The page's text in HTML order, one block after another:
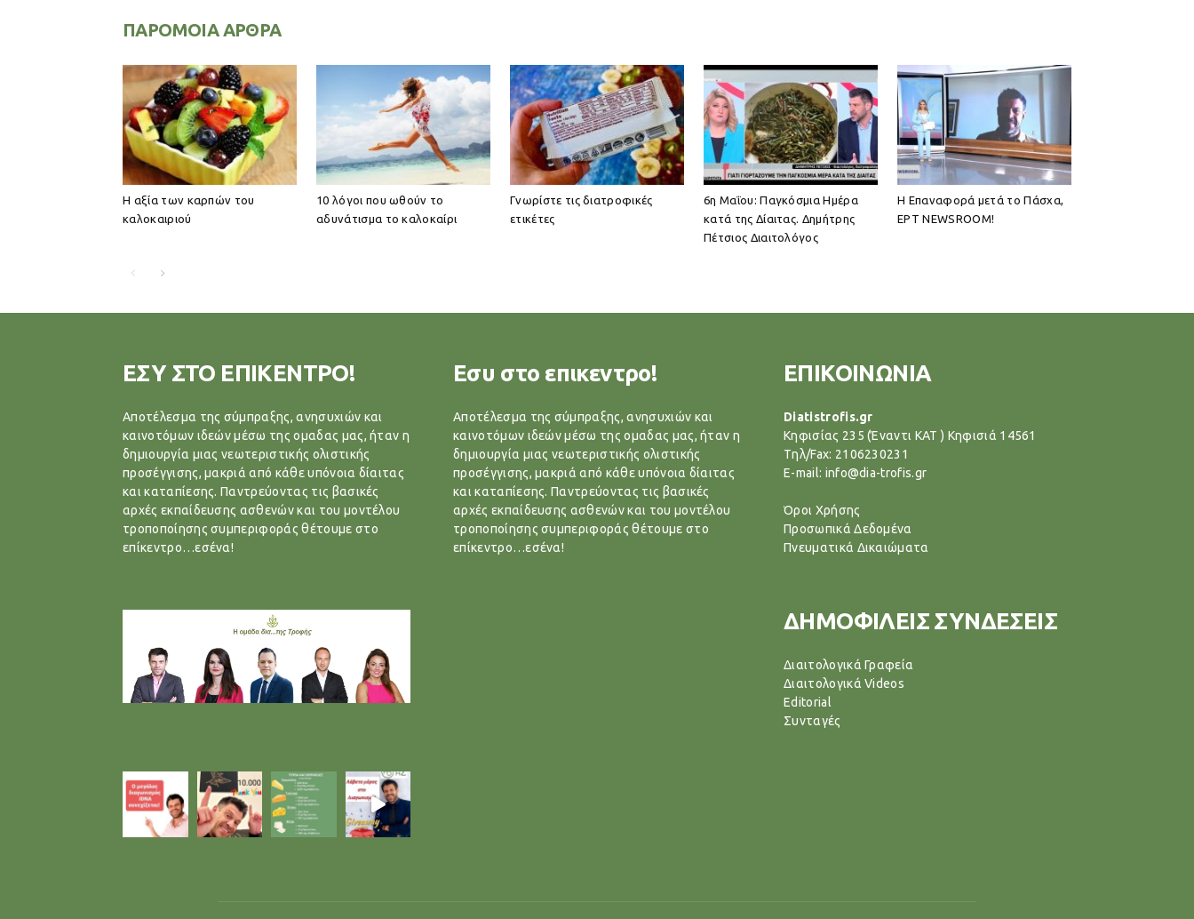
ΠΑΡΟΜΟΙΑ ΑΡΘΡΑ
Η αξία των καρπών του
καλοκαιριού
10 λόγοι που ωθούν το
αδυνάτισμα το καλοκαίρι
Γνωρίστε τις διατροφικές
ετικέτες
6η Μαΐου: Παγκόσμια Ημέρα
κατά της Δίαιτας. Δημήτρης
Πέτσιος Διαιτολόγος
Η Επαναφορά μετά το Πάσχα,
ΕΡΤ NEWSROOM!
ΕΣΥ ΣΤΟ ΕΠΙΚΕΝΤΡΟ!
Αποτέλεσμα της σύμπραξης, ανησυχιών και
καινοτόμων ιδεών μέσω της ομαδας μας, ήταν η
δημιουργία μιας νεωτεριστικής ολιστικής
προσέγγισης, μακριά από κάθε υπόνοια δίαιτας
και καταπίεσης. Παντρεύοντας τις βασικές
αρχές εκπαίδευσης ασθενών και του μοντέλου
τροποποίησης συμπεριφοράς θέτουμε στο
επίκεντρο…εσένα!
Εσυ στο επικεντρο!
Αποτέλεσμα της σύμπραξης, ανησυχιών και
καινοτόμων ιδεών μέσω της ομαδας μας, ήταν η
δημιουργία μιας νεωτεριστικής ολιστικής
προσέγγισης, μακριά από κάθε υπόνοια δίαιτας
και καταπίεσης. Παντρεύοντας τις βασικές
αρχές εκπαίδευσης ασθενών και του μοντέλου
τροποποίησης συμπεριφοράς θέτουμε στο
επίκεντρο…εσένα!
ΕΠΙΚΟΙΝΩΝΙΑ
Diatistrofis.gr
Κηφισίας 235 (Έναντι ΚΑΤ ) Κηφισιά 14561
Tηλ/Fax: 2106230231
E-mail: info@dia-trofis.gr
Όροι Χρήσης
Προσωπικά Δεδομένα
Πνευματικά Δικαιώματα
ΔΗΜΟΦΙΛΕΙΣ ΣΥΝΔΕΣΕΙΣ
Διαιτολογικά Γραφεία
Διαιτολογικά Videos
Editorial
Συνταγές